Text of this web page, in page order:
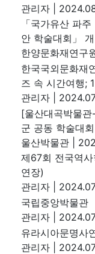
관리자
「국가유산 파
안 학술대회」
한양문화재연구
한국국외문화재
즈 속 시간여행;
관리자
[울산대곡박물
군 공동 학술대
울산박물관
제67회 전국역
연장)
관리자
국립중앙박물관
관리자
유라시아문명사
관리자